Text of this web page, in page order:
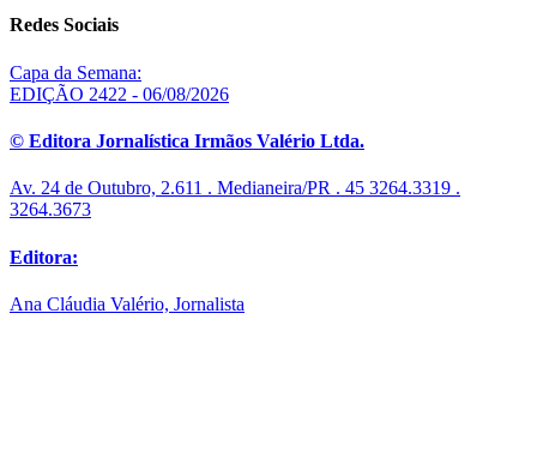
Redes Sociais
Capa da Semana:
EDIÇÃO 2422 - 06/08/2026
© Editora Jornalística Irmãos Valério Ltda.
Av. 24 de Outubro, 2.611 . Medianeira/PR . 45 3264.3319 .
3264.3673
Editora:
Ana Cláudia Valério, Jornalista